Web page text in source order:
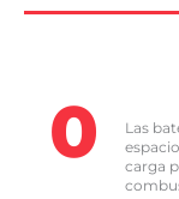
Las
carga
0